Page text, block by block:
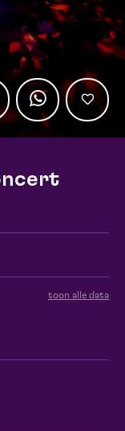
toon alle data